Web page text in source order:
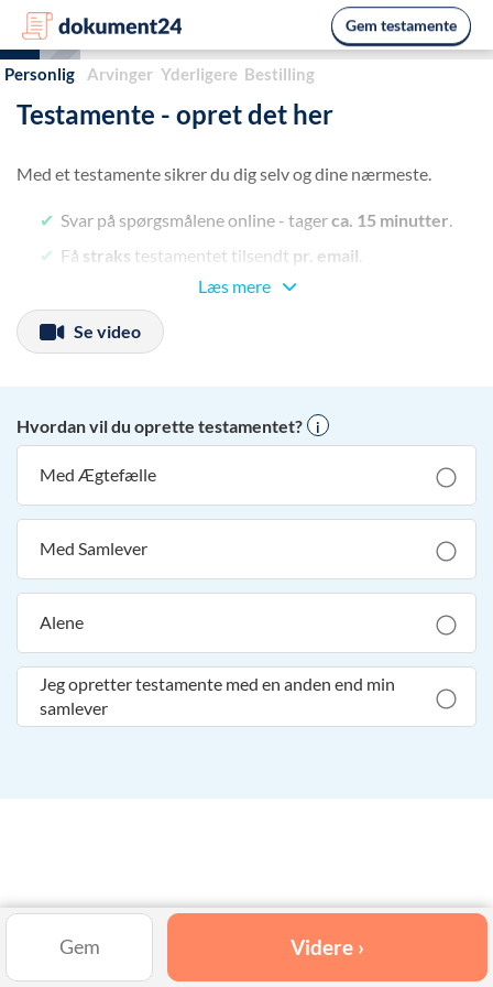
Gem testamente
Personlig Arvinger Yderligere Bestilling
Læs mere
Testamente - opret det her
Med et testamente sikrer du dig selv og dine nærmeste.
Svar på spørgsmålene online - tagerca. 15 minutter.
Få straks testamentet tilsendt pr. email
Skriv testamentet under- læs hvordan ved at trykke
her.
Husk at gemme testamentet undervejs ved at trykke
Det er gratis at udfylde oprettelsen. Du betaler kun 595 kr.,
hvis du bestiller testamentet.
"Videre til næste valg"
Se video
Hvordan vil du oprette testamentet? i
Med Ægtefælle
Med Samlever
Alene
Jeg opretter testamente med en anden end min
samlever
Videre ›
Gem